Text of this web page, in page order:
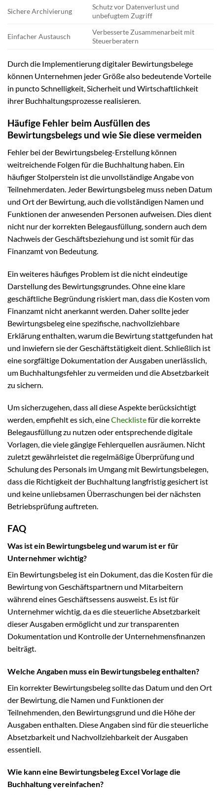
Sichere Archivierung
Schutz vor Datenverlust und
unbefugtem Zugriff
Einfacher Austausch
Verbesserte Zusammenarbeit mit
Steuerberatern
Durch die Implementierung digitaler Bewirtungsbelege
können Unternehmen jeder Größe also bedeutende Vorteile
in puncto Schnelligkeit, Sicherheit und Wirtschaftlichkeit
ihrer Buchhaltungsprozesse realisieren.
Häufige Fehler beim Ausfüllen des
Bewirtungsbelegs und wie Sie diese vermeiden
Fehler bei der Bewirtungsbeleg-Erstellung können
weitreichende Folgen für die Buchhaltung haben. Ein
häufiger Stolperstein ist die unvollständige Angabe von
Teilnehmerdaten. Jeder Bewirtungsbeleg muss neben Datum
und Ort der Bewirtung, auch die vollständigen Namen und
Funktionen der anwesenden Personen aufweisen. Dies dient
nicht nur der korrekten Belegausfüllung, sondern auch dem
Nachweis der Geschäftsbeziehung und ist somit für das
Finanzamt von Bedeutung.
Ein weiteres häufiges Problem ist die nicht eindeutige
Darstellung des Bewirtungsgrundes. Ohne eine klare
geschäftliche Begründung riskiert man, dass die Kosten vom
Finanzamt nicht anerkannt werden. Daher sollte jeder
Bewirtungsbeleg eine spezifische, nachvollziehbare
Erklärung enthalten, warum die Bewirtung stattgefunden hat
und inwiefern sie der Geschäftstätigkeit dient. Schließlich ist
eine sorgfältige Dokumentation der Ausgaben unerlässlich,
um Buchhaltungsfehler zu vermeiden und die Absetzbarkeit
zu sichern.
Um sicherzugehen, dass all diese Aspekte berücksichtigt
werden, empfiehlt es sich, eineChecklistefür die korrekte
Belegausfüllung zu nutzen oder entsprechende digitale
Vorlagen, die viele gängige Fehlerquellen ausräumen. Nicht
zuletzt gewährleistet die regelmäßige Überprüfung und
Schulung des Personals im Umgang mit Bewirtungsbelegen,
dass die Richtigkeit der Buchhaltung langfristig gesichert ist
und keine unliebsamen Überraschungen bei der nächsten
Betriebsprüfung auftreten.
FAQ
Was ist ein Bewirtungsbeleg und warum ist er für
Unternehmer wichtig?
Ein Bewirtungsbeleg ist ein Dokument, das die Kosten für die
Bewirtung von Geschäftspartnern und Mitarbeitern
während eines Geschäftsessens ausweist. Es ist für
Unternehmer wichtig, da es die steuerliche Absetzbarkeit
dieser Ausgaben ermöglicht und zur transparenten
Dokumentation und Kontrolle der Unternehmensfinanzen
beiträgt.
Welche Angaben muss ein Bewirtungsbeleg enthalten?
Ein korrekter Bewirtungsbeleg sollte das Datum und den Ort
der Bewirtung, die Namen und Funktionen der
Teilnehmenden, den Bewirtungsgrund und die Höhe der
Ausgaben enthalten. Diese Angaben sind für die steuerliche
Absetzbarkeit und Nachvollziehbarkeit der Ausgaben
essentiell.
Wie kann eine Bewirtungsbeleg Excel Vorlage die
Buchhaltung vereinfachen?